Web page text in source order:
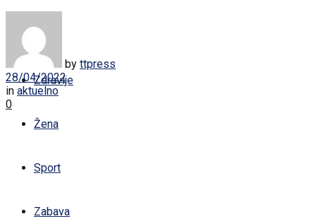
Svijet
Zdravlje
Žena
Sport
Zabava
by ttpress
28/04/2022
in aktuelno
0